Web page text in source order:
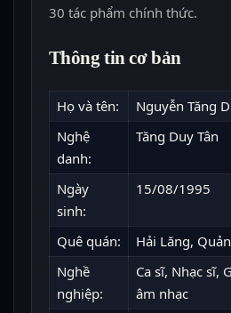
30 tác phẩm chính thức.
Thông tin cơ bản
Họ và tên:
Nguyễn Tăng
Nghệ
danh:
Tăng Duy Tân
Ngày
sinh:
15/08/1995
Quê quán:
Hải Lăng,
Nghề
nghiệp:
Ca sĩ, Nhạc sĩ,
âm nhạc